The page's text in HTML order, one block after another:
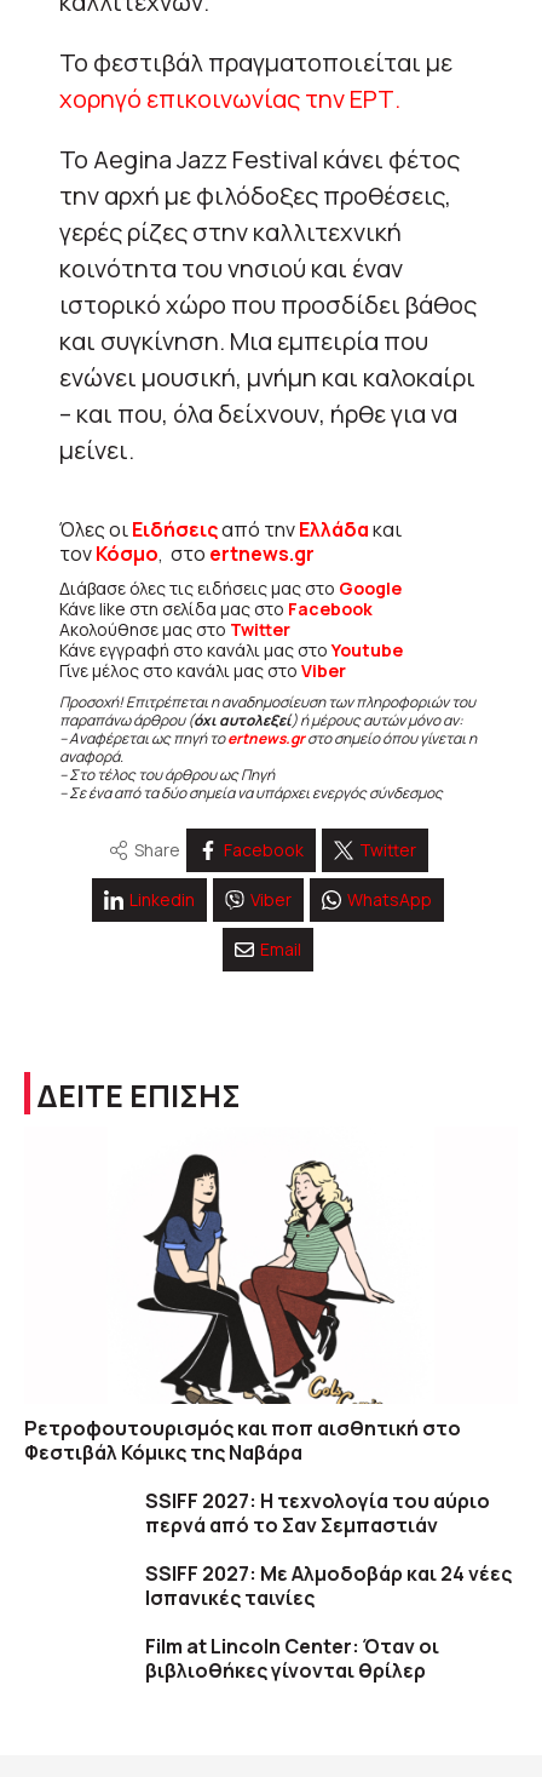
Το φεστιβάλ πραγματοποιείται με
χορηγό επικοινωνίας την ΕΡΤ.
Το Aegina Jazz Festival κάνει φέτος
την αρχή με φιλόδοξες προθέσεις,
γερές ρίζες στην καλλιτεχνική
κοινότητα του νησιού και έναν
ιστορικό χώρο που προσδίδει βάθος
και συγκίνηση. Μια εμπειρία που
ενώνει μουσική, μνήμη και καλοκαίρι
– και που, όλα δείχνουν, ήρθε για να
μείνει.
Όλες οιΕιδήσειςαπό τηνΕλλάδακαι
τονΚόσμο, στο ertnews.gr
Διάβασε όλες τις ειδήσεις μας στο Google
Κάνε like στη σελίδα μας στο Facebook
Ακολούθησε μας στο Twitter
Κάνε εγγραφή στο κανάλι μας στοYoutube
Γίνε μέλος στο κανάλι μας στο Viber
Προσοχή! Επιτρέπεται η αναδημοσίευση των πληροφοριών του
παραπάνω άρθρου (όχι αυτολεξεί) ή μέρους αυτών μόνο αν:
– Αναφέρεται ως πηγή τοertnews.grστο σημείο όπου γίνεται η
αναφορά.
– Στο τέλος του άρθρου ως Πηγή
– Σε ένα από τα δύο σημεία να υπάρχει ενεργός σύνδεσμος
Share Facebook Twitter
Linkedin Viber WhatsApp
Email
ΔΕΙΤΕ ΕΠΙΣΗΣ
Ρετροφουτουρισμός και ποπ αισθητική στο
Φεστιβάλ Κόμικς της Ναβάρα
SSIFF 2027: Η τεχνολογία του αύριο
περνά από το Σαν Σεμπαστιάν
SSIFF 2027: Με Αλμοδοβάρ και 24 νέες
Ισπανικές ταινίες
Film at Lincoln Center: Όταν οι
βιβλιοθήκες γίνονται θρίλερ